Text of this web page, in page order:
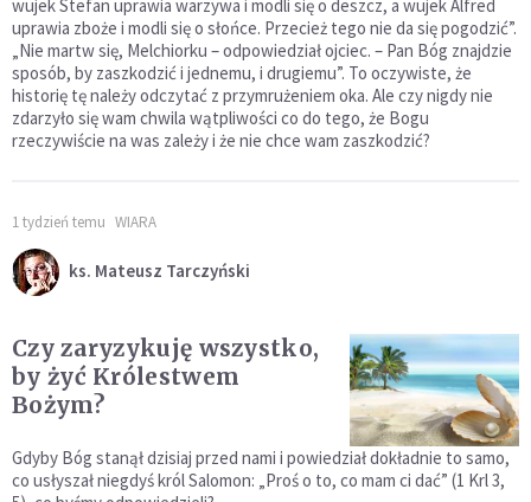
wujek Stefan uprawia warzywa i modli się o deszcz, a wujek Alfred
uprawia zboże i modli się o słońce. Przecież tego nie da się pogodzić”.
„Nie martw się, Melchiorku – odpowiedział ojciec. – Pan Bóg znajdzie
sposób, by zaszkodzić i jednemu, i drugiemu”. To oczywiste, że
historię tę należy odczytać z przymrużeniem oka. Ale czy nigdy nie
zdarzyło się wam chwila wątpliwości co do tego, że Bogu
rzeczywiście na was zależy i że nie chce wam zaszkodzić?
1 tydzień temu WIARA
ks. Mateusz Tarczyński
Czy zaryzykuję wszystko,
by żyć Królestwem
Bożym?
Gdyby Bóg stanął dzisiaj przed nami i powiedział dokładnie to samo,
co usłyszał niegdyś król Salomon: „Proś o to, co mam ci dać” (1 Krl 3,